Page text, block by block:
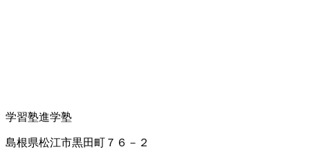
学習塾進学塾
島根県松江市黒田町７６－２